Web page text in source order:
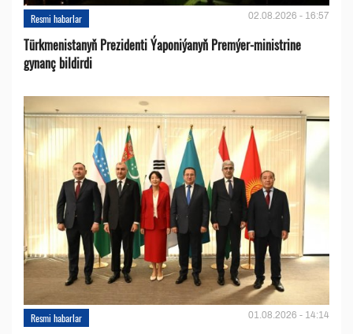
Resmi habarlar 02.08.2026 - 16:57
Türkmenistanyň Prezidenti Ýaponiýanyň Premýer-ministrine
gynanç bildirdi
Resmi habarlar 01.08.2026 - 14:14